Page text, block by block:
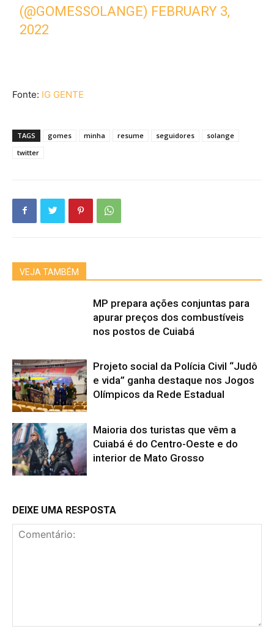
(@GOMESSOLANGE) FEBRUARY 3,
2022
Fonte: IG GENTE
TAGS gomes minha resume seguidores
solange
twitter
VEJA TAMBÉM
MP prepara ações conjuntas para
apurar preços dos combustíveis
nos postos de Cuiabá
Projeto social da Polícia Civil “Judô
e vida” ganha destaque nos Jogos
Olímpicos da Rede Estadual
Maioria dos turistas que vêm a
Cuiabá é do Centro-Oeste e do
interior de Mato Grosso
DEIXE UMA RESPOSTA